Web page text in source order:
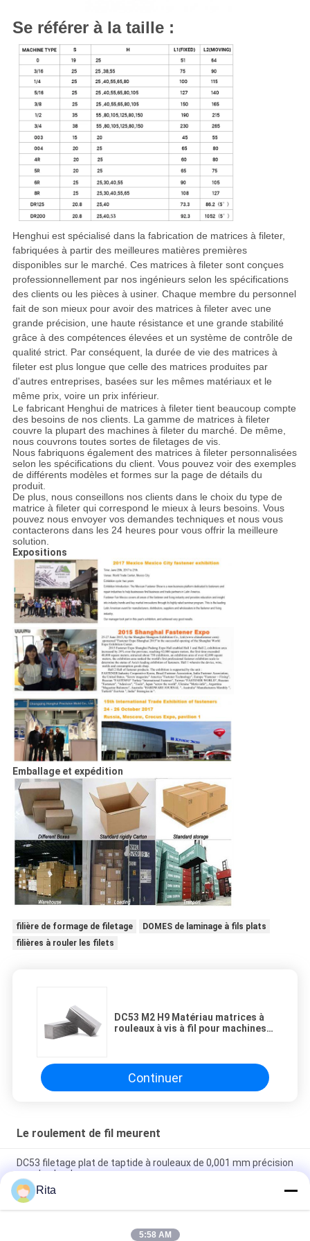
Se référer à la taille :
Henghui est spécialisé dans la fabrication de matrices à fileter,
fabriquées à partir des meilleures matières premières
disponibles sur le marché. Ces matrices à fileter sont conçues
professionnellement par nos ingénieurs selon les spécifications
des clients ou les pièces à usiner. Chaque membre du personnel
fait de son mieux pour avoir des matrices à fileter avec une
grande précision, une haute résistance et une grande stabilité
grâce à des compétences élevées et un système de contrôle de
qualité strict. Par conséquent, la durée de vie des matrices à
fileter est plus longue que celle des matrices produites par
d'autres entreprises, basées sur les mêmes matériaux et le
même prix, voire un prix inférieur.
Le fabricant Henghui de matrices à fileter tient beaucoup compte
des besoins de nos clients. La gamme de matrices à fileter
couvre la plupart des machines à fileter du marché. De même,
nous couvrons toutes sortes de filetages de vis.
Nous fabriquons également des matrices à fileter personnalisées
selon les spécifications du client. Vous pouvez voir des exemples
de différents modèles et formes sur la page de détails du
produit.
De plus, nous conseillons nos clients dans le choix du type de
matrice à fileter qui correspond le mieux à leurs besoins. Vous
pouvez nous envoyer vos demandes techniques et nous vous
contacterons dans les 24 heures pour vous offrir la meilleure
solution.
Expositions
Emballage et expédition
filière de formage de filetage
DOMES de laminage à fils plats
filières à rouler les filets
DC53 M2 H9 Matériau matrices à
rouleaux à vis à fil pour machines
Continuer
Le roulement de fil meurent
DC53 filetage plat de taptide à rouleaux de 0,001 mm précision
pour les boulons
Matrices à fileter plates DC53 résistantes à la corrosion,
haute ténacité, approuvées ISO 9001
Rita
5:58 AM